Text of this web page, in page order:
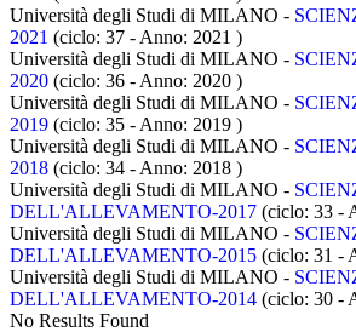
Università degli Studi di MILANO -
2021 (ciclo: 37 - Anno: 2021 )
Università degli Studi di MILANO -
2020 (ciclo: 36 - Anno: 2020 )
Università degli Studi di MILANO -
2019 (ciclo: 35 - Anno: 2019 )
Università degli Studi di MILANO -
2018 (ciclo: 34 - Anno: 2018 )
Università degli Studi di MILANO -
DELL'ALLEVAMENTO-2017 (ciclo: 33 -
Università degli Studi di MILANO -
DELL'ALLEVAMENTO-2015 (ciclo: 31 -
Università degli Studi di MILANO -
DELL'ALLEVAMENTO-2014 (ciclo: 30 -
No Results Found